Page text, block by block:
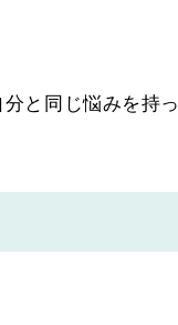
と同じ悩みを持